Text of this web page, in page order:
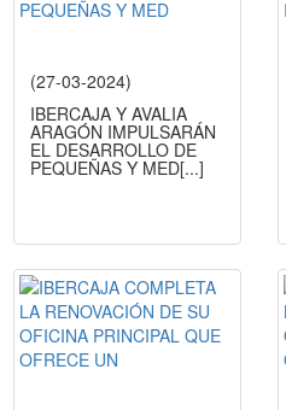
(27-03-2024)
IBERCAJA Y AVALIA
ARAGÓN IMPULSARÁN
EL DESARROLLO DE
PEQUEÑAS Y MED[...]